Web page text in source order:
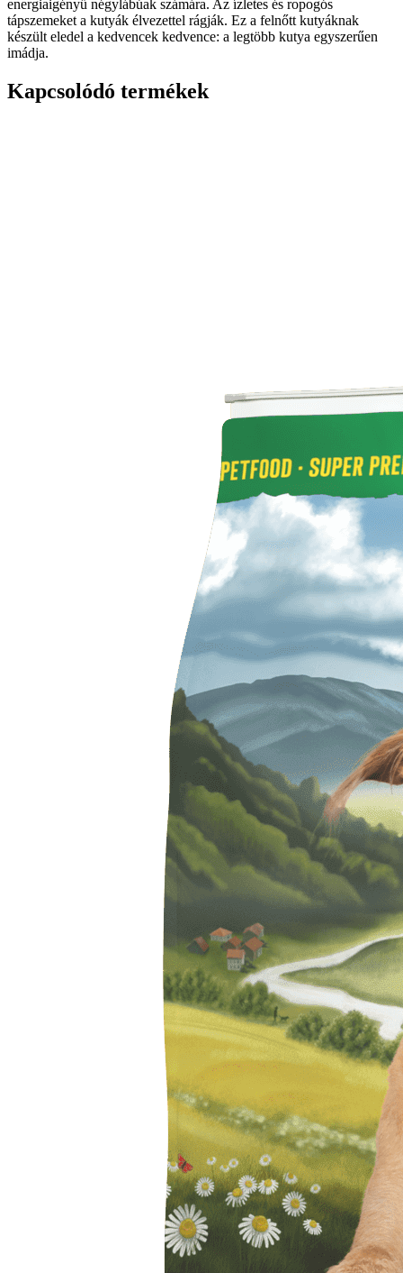
energiaigényű négylábúak számára. Az ízletes és ropogós
tápszemeket a kutyák élvezettel rágják. Ez a felnőtt kutyáknak
készült eledel a kedvencek kedvence: a legtöbb kutya egyszerűen
imádja.
Kapcsolódó termékek